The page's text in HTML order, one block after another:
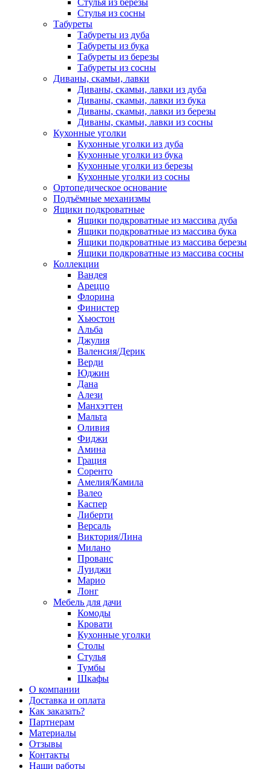
Стулья из березы
Стулья из сосны
Табуреты
Табуреты из дуба
Табуреты из бука
Табуреты из березы
Табуреты из сосны
Диваны, скамьи, лавки
Диваны, скамьи, лавки из дуба
Диваны, скамьи, лавки из бука
Диваны, скамьи, лавки из березы
Диваны, скамьи, лавки из сосны
Кухонные уголки
Кухонные уголки из дуба
Кухонные уголки из бука
Кухонные уголки из березы
Кухонные уголки из сосны
Ортопедическое основание
Подъёмные механизмы
Ящики подкроватные
Ящики подкроватные из массива дуба
Ящики подкроватные из массива бука
Ящики подкроватные из массива березы
Ящики подкроватные из массива сосны
Коллекции
Вандея
Ареццо
Флорина
Финистер
Хьюстон
Альба
Джулия
Валенсия/Дерик
Верди
Юджин
Дана
Алези
Манхэттен
Мальта
Оливия
Фиджи
Амина
Грация
Соренто
Амелия/Камила
Валео
Каспер
Либерти
Версаль
Виктория/Лина
Милано
Прованс
Луиджи
Марио
Лонг
Мебель для дачи
Комоды
Кровати
Кухонные уголки
Столы
Стулья
Тумбы
Шкафы
О компании
Доставка и оплата
Как заказать?
Партнерам
Материалы
Отзывы
Контакты
Наши работы